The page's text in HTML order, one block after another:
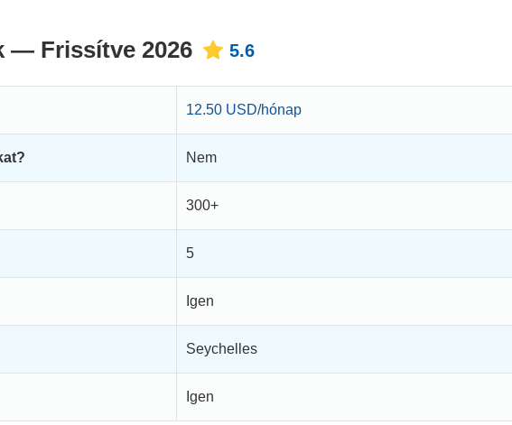
— Frissítve 2026 5.6
12.50 USD/hónap
Nem
300+
5
Igen
Seychelles
Igen